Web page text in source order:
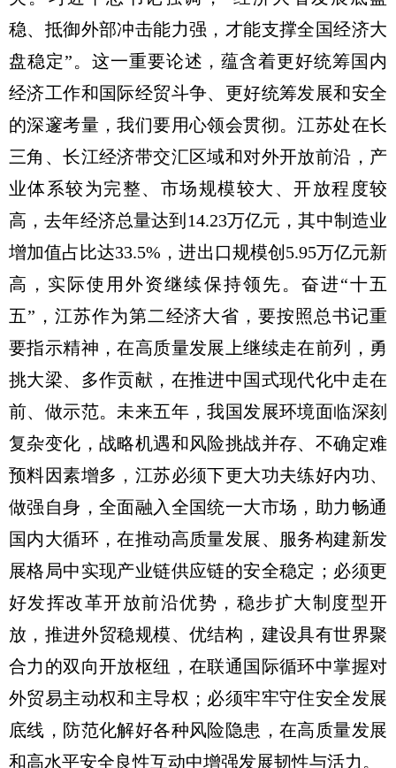
稳、抵御外部冲击能力强，才能支撑全国经济大
盘稳定”。这一重要论述，蕴含着更好统筹国内
经济工作和国际经贸斗争、更好统筹发展和安全
的深邃考量，我们要用心领会贯彻。江苏处在长
三角、长江经济带交汇区域和对外开放前沿，产
业体系较为完整、市场规模较大、开放程度较
高，去年经济总量达到14.23万亿元，其中制造业
增加值占比达33.5%，进出口规模创5.95万亿元新
高，实际使用外资继续保持领先。奋进“十五
五”，江苏作为第二经济大省，要按照总书记重
要指示精神，在高质量发展上继续走在前列，勇
挑大梁、多作贡献，在推进中国式现代化中走在
前、做示范。未来五年，我国发展环境面临深刻
复杂变化，战略机遇和风险挑战并存、不确定难
预料因素增多，江苏必须下更大功夫练好内功、
做强自身，全面融入全国统一大市场，助力畅通
国内大循环，在推动高质量发展、服务构建新发
展格局中实现产业链供应链的安全稳定；必须更
好发挥改革开放前沿优势，稳步扩大制度型开
放，推进外贸稳规模、优结构，建设具有世界聚
合力的双向开放枢纽，在联通国际循环中掌握对
外贸易主动权和主导权；必须牢牢守住安全发展
底线，防范化解好各种风险隐患，在高质量发展
和高水平安全良性互动中增强发展韧性与活力。